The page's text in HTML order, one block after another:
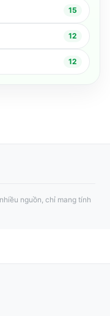
15
12
12
nguồn, chỉ mang tính